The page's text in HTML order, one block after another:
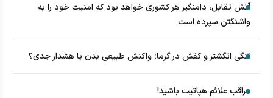
آتش تقابل، دامنگیر هر کشوری خواهد بود که امنیت خود را به
واشنگتن سپرده است
تنگی انگشتر و کفش در گرما؛ واکنش طبیعی بدن یا هشدار جدی؟
مراقب علائم هپاتیت باشید!